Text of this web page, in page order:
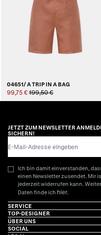
04651/ A TRIP IN A BAG
99,75 € 199,50 €
JETZT ZUM NEWSLETTER
SICHERN!
Ich bin damit einverstanden,
einen Newsletter zusendet. Mir
jederzeit widerrufen kann.
Daten finde ich hier.
SERVICE
TOP-DESIGNER
ÜBER UNS
SOCIAL